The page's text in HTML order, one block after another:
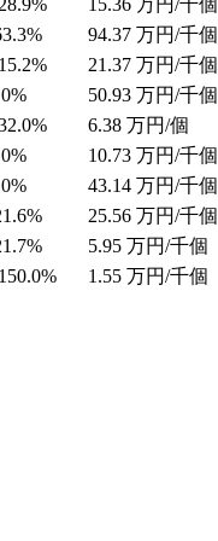
15.36 万円/千個
94.37 万円/千個
21.37 万円/千個
50.93 万円/千個
6.38 万円/個
10.73 万円/千個
43.14 万円/千個
25.56 万円/千個
5.95 万円/千個
1.55 万円/千個